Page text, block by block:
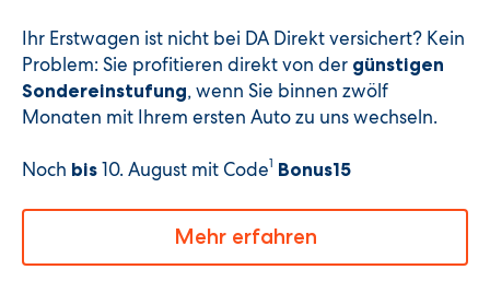
Ihr Erstwagen ist nicht bei DA Direkt versichert? Kein
Problem: Sie profitieren direkt von der günstigen
Sondereinstufung, wenn Sie binnen zwölf
Monaten mit Ihrem ersten Auto zu uns wechseln.
Noch bis 10. August mit Code1 Bonus15
Mehr erfahren